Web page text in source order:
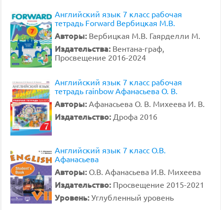
Английский язык 7 класс рабочая
тетрадь Forward Вербицкая М.В.
Авторы: Вербицкая М.В. Гаярделли М.
Издательства: Вентана-граф,
Просвещение 2016-2024
Английский язык 7 класс рабочая
тетрадь rainbow Афанасьева О. В.
Авторы: Афанасьева О. В. Михеева И. В.
Издательство: Дрофа 2016
Английский язык 7 класс О.В.
Афанасьева
Авторы: О.В. Афанасьева И.В. Михеева
Издательство: Просвещение 2015-2021
Уровень: Углубленный уровень